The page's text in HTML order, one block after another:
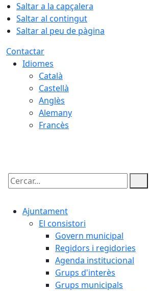
Saltar a la capçalera
Saltar al contingut
Saltar al peu de pàgina
Contactar
Idiomes
Català
Castellà
Anglès
Alemany
Francès
Cercar:
Ajuntament
El consistori
Govern municipal
Regidors i regidories
Agenda institucional
Grups d'interès
Grups municipals